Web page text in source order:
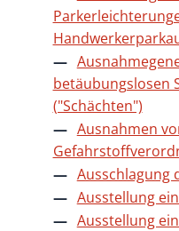
betäubungslosen
("Schächten")
Ausnahmen
Ausschlagung
Ausstellung
Ausstellung